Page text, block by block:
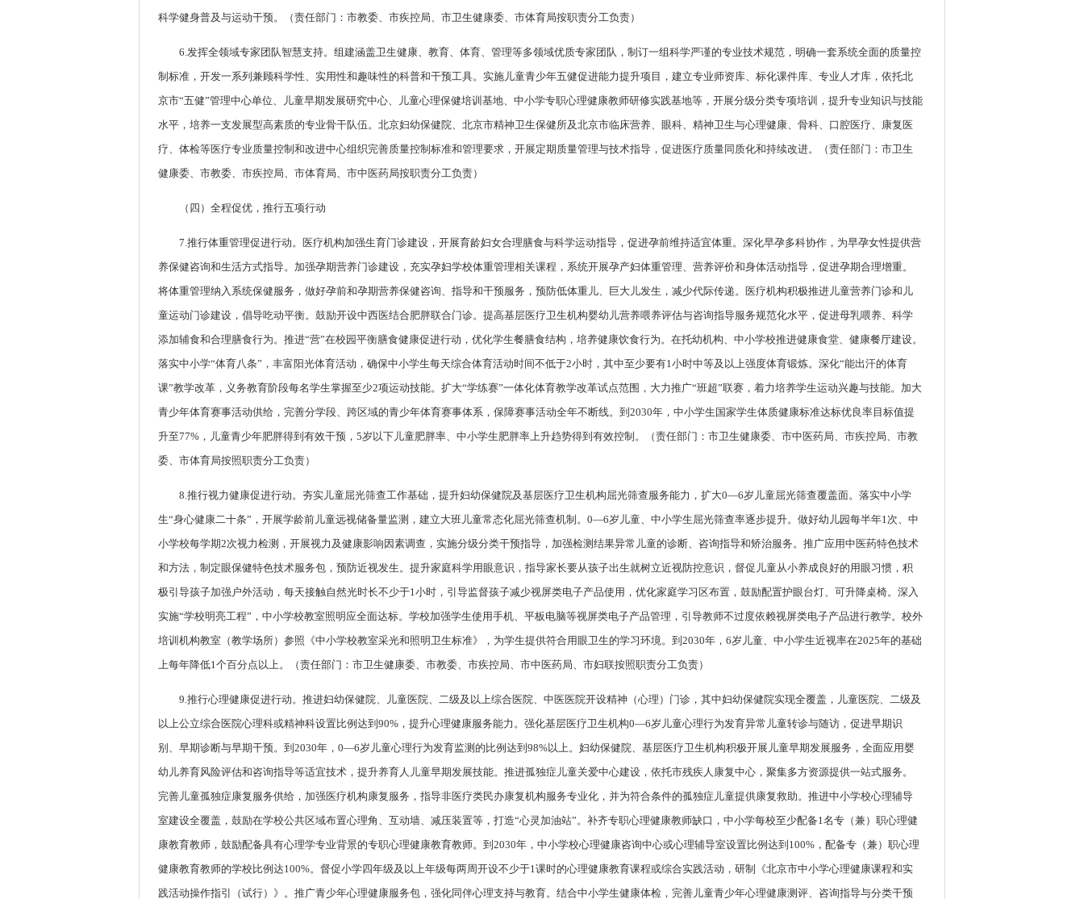
科学健身普及与运动干预。（责任部门：市教委、市疾控局、市卫生健康委、市体育局按职责分工负责）
6.发挥全领域专家团队智慧支持。组建涵盖卫生健康、教育、体育、管理等多领域优质专家团队，制订一组科学严谨的专业技术规范，明确一套系统全面的质量控
制标准，开发一系列兼顾科学性、实用性和趣味性的科普和干预工具。实施儿童青少年五健促进能力提升项目，建立专业师资库、标化课件库、专业人才库，依托北
京市“五健”管理中心单位、儿童早期发展研究中心、儿童心理保健培训基地、中小学专职心理健康教师研修实践基地等，开展分级分类专项培训，提升专业知识与技能
水平，培养一支发展型高素质的专业骨干队伍。北京妇幼保健院、北京市精神卫生保健所及北京市临床营养、眼科、精神卫生与心理健康、骨科、口腔医疗、康复医
疗、体检等医疗专业质量控制和改进中心组织完善质量控制标准和管理要求，开展定期质量管理与技术指导，促进医疗质量同质化和持续改进。（责任部门：市卫生
健康委、市教委、市疾控局、市体育局、市中医药局按职责分工负责）
（四）全程促优，推行五项行动
7.推行体重管理促进行动。医疗机构加强生育门诊建设，开展育龄妇女合理膳食与科学运动指导，促进孕前维持适宜体重。深化早孕多科协作，为早孕女性提供营
养保健咨询和生活方式指导。加强孕期营养门诊建设，充实孕妇学校体重管理相关课程，系统开展孕产妇体重管理、营养评价和身体活动指导，促进孕期合理增重。
将体重管理纳入系统保健服务，做好孕前和孕期营养保健咨询、指导和干预服务，预防低体重儿、巨大儿发生，减少代际传递。医疗机构积极推进儿童营养门诊和儿
童运动门诊建设，倡导吃动平衡。鼓励开设中西医结合肥胖联合门诊。提高基层医疗卫生机构婴幼儿营养喂养评估与咨询指导服务规范化水平，促进母乳喂养、科学
添加辅食和合理膳食行为。推进“营”在校园平衡膳食健康促进行动，优化学生餐膳食结构，培养健康饮食行为。在托幼机构、中小学校推进健康食堂、健康餐厅建设。
落实中小学“体育八条”，丰富阳光体育活动，确保中小学生每天综合体育活动时间不低于2小时，其中至少要有1小时中等及以上强度体育锻炼。深化“能出汗的体育
课”教学改革，义务教育阶段每名学生掌握至少2项运动技能。扩大“学练赛”一体化体育教学改革试点范围，大力推广“班超”联赛，着力培养学生运动兴趣与技能。加大
青少年体育赛事活动供给，完善分学段、跨区域的青少年体育赛事体系，保障赛事活动全年不断线。到2030年，中小学生国家学生体质健康标准达标优良率目标值提
升至77%，儿童青少年肥胖得到有效干预，5岁以下儿童肥胖率、中小学生肥胖率上升趋势得到有效控制。（责任部门：市卫生健康委、市中医药局、市疾控局、市教
委、市体育局按照职责分工负责）
8.推行视力健康促进行动。夯实儿童屈光筛查工作基础，提升妇幼保健院及基层医疗卫生机构屈光筛查服务能力，扩大0—6岁儿童屈光筛查覆盖面。落实中小学
生“身心健康二十条”，开展学龄前儿童远视储备量监测，建立大班儿童常态化屈光筛查机制。0—6岁儿童、中小学生屈光筛查率逐步提升。做好幼儿园每半年1次、中
小学校每学期2次视力检测，开展视力及健康影响因素调查，实施分级分类干预指导，加强检测结果异常儿童的诊断、咨询指导和矫治服务。推广应用中医药特色技术
和方法，制定眼保健特色技术服务包，预防近视发生。提升家庭科学用眼意识，指导家长要从孩子出生就树立近视防控意识，督促儿童从小养成良好的用眼习惯，积
极引导孩子加强户外活动，每天接触自然光时长不少于1小时，引导监督孩子减少视屏类电子产品使用，优化家庭学习区布置，鼓励配置护眼台灯、可升降桌椅。深入
实施“学校明亮工程”，中小学校教室照明应全面达标。学校加强学生使用手机、平板电脑等视屏类电子产品管理，引导教师不过度依赖视屏类电子产品进行教学。校外
培训机构教室（教学场所）参照《中小学校教室采光和照明卫生标准》，为学生提供符合用眼卫生的学习环境。到2030年，6岁儿童、中小学生近视率在2025年的基础
上每年降低1个百分点以上。（责任部门：市卫生健康委、市教委、市疾控局、市中医药局、市妇联按照职责分工负责）
9.推行心理健康促进行动。推进妇幼保健院、儿童医院、二级及以上综合医院、中医医院开设精神（心理）门诊，其中妇幼保健院实现全覆盖，儿童医院、二级及
以上公立综合医院心理科或精神科设置比例达到90%，提升心理健康服务能力。强化基层医疗卫生机构0—6岁儿童心理行为发育异常儿童转诊与随访，促进早期识
别、早期诊断与早期干预。到2030年，0—6岁儿童心理行为发育监测的比例达到98%以上。妇幼保健院、基层医疗卫生机构积极开展儿童早期发展服务，全面应用婴
幼儿养育风险评估和咨询指导等适宜技术，提升养育人儿童早期发展技能。推进孤独症儿童关爱中心建设，依托市残疾人康复中心，聚集多方资源提供一站式服务。
完善儿童孤独症康复服务供给，加强医疗机构康复服务，指导非医疗类民办康复机构服务专业化，并为符合条件的孤独症儿童提供康复救助。推进中小学校心理辅导
室建设全覆盖，鼓励在学校公共区域布置心理角、互动墙、减压装置等，打造“心灵加油站”。补齐专职心理健康教师缺口，中小学每校至少配备1名专（兼）职心理健
康教育教师，鼓励配备具有心理学专业背景的专职心理健康教育教师。到2030年，中小学校心理健康咨询中心或心理辅导室设置比例达到100%，配备专（兼）职心理
健康教育教师的学校比例达100%。督促小学四年级及以上年级每两周开设不少于1课时的心理健康教育课程或综合实践活动，研制《北京市中小学心理健康课程和实
践活动操作指引（试行）》。推广青少年心理健康服务包，强化同伴心理支持与教育。结合中小学生健康体检，完善儿童青少年心理健康测评、咨询指导与分类干预